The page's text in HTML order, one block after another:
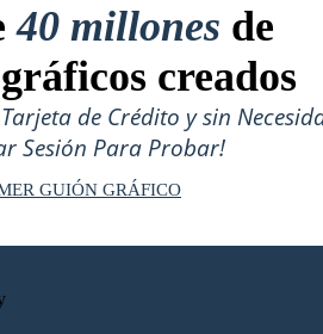
40 millones de
creados
de Crédito y sin
Sesión Para Probar!
GUIÓN GRÁFICO